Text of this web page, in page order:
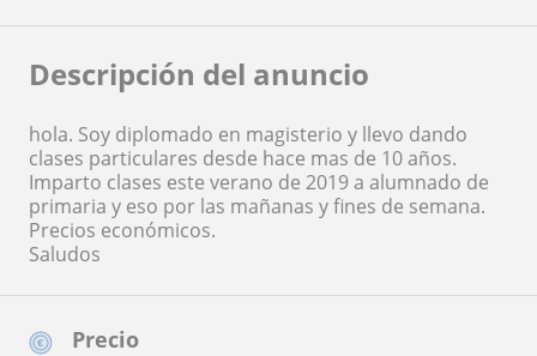
Precio
Descripción del anuncio
hola. Soy diplomado en magisterio y llevo dando
clases particulares desde hace mas de 10 años.
Imparto clases este verano de 2019 a alumnado de
primaria y eso por las mañanas y fines de semana.
Precios económicos.
Saludos